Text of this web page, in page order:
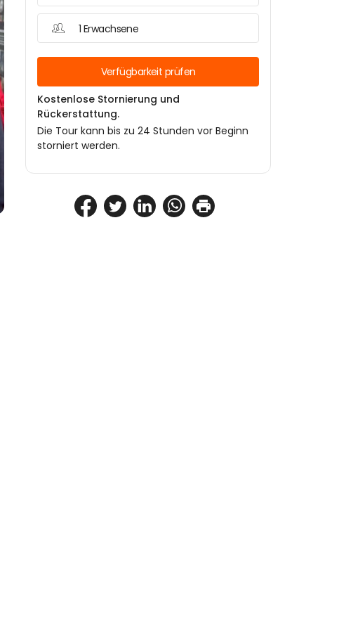
1 Erwachsene
Verfügbarkeit prüfen
Kostenlose Stornierung und
Rückerstattung.
Die Tour kann bis zu 24 Stunden vor Beginn
storniert werden.